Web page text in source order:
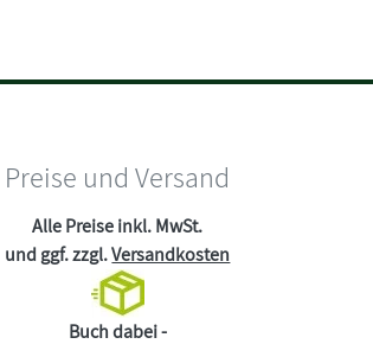
Preise und Versand
Alle Preise inkl. MwSt.
und ggf. zzgl.Versandkosten
Buch dabei -